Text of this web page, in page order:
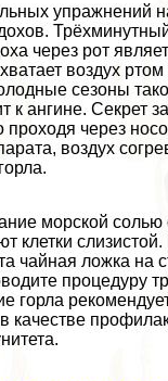
упражнений
через рот
воздух
сезоны
к ангине. Секрет
проходя через
воздух
морской солью
клетки
чайная ложка на
процедуру
горла
качестве